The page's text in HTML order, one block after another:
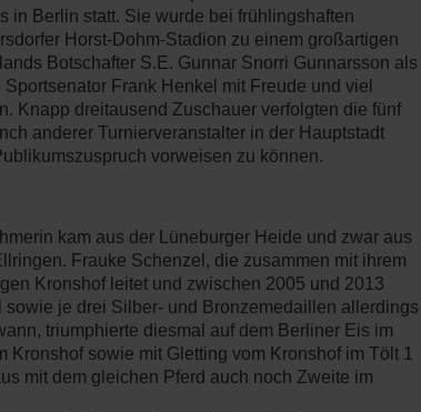
in Berlin statt. Sie wurde bei frühlingshaften
Horst-Dohm-Stadion zu einem großartigen
Botschafter S.E. Gunnar Snorri Gunnarsson als
Frank Henkel mit Freude und viel
Knapp dreitausend Zuschauer verfolgten die fünf
anderer Turnierveranstalter in der Hauptstadt
vorweisen zu können.
kam aus der Lüneburger Heide und zwar aus
Frauke Schenzel, die zusammen mit ihrem
Kronshof leitet und zwischen 2005 und 2013
sowie je drei Silber- und Bronzemedaillen allerdings
triumphierte diesmal auf dem Berliner Eis im
Kronshof sowie mit Gletting vom Kronshof im Tölt 1
mit dem gleichen Pferd auch noch Zweite im